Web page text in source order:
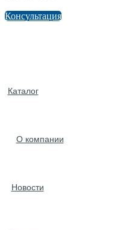
Каталог
О компании
Новости
Консультация